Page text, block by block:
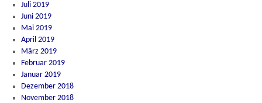
Juli 2019
Juni 2019
Mai 2019
April 2019
März 2019
Februar 2019
Januar 2019
Dezember 2018
November 2018